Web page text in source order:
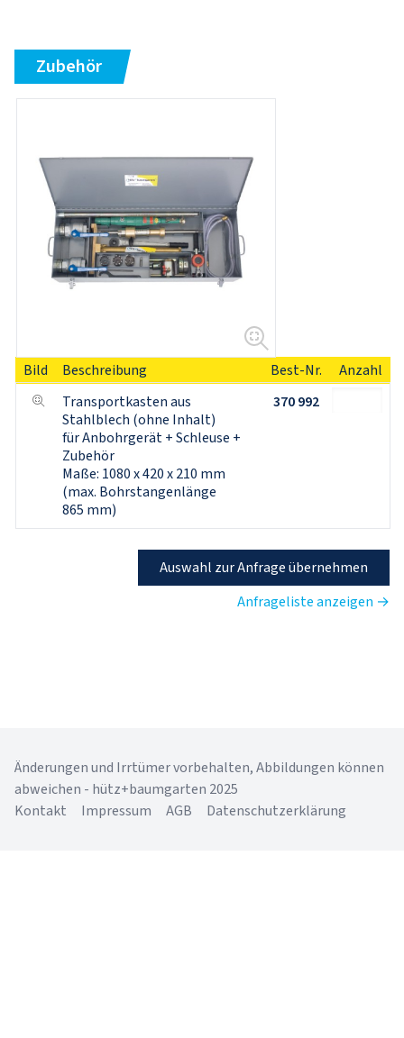
Zubehör
Bild Beschreibung Best-Nr.
Anzahl
Transportkasten aus
Stahlblech (ohne Inhalt)
für Anbohrgerät + Schleuse +
Zubehör
Maße: 1080 x 420 x 210 mm
(max. Bohrstangenlänge
865 mm)
370 992
Auswahl zur Anfrage übernehmen
Anfrageliste anzeigen →
Änderungen und Irrtümer vorbehalten, Abbildungen können
abweichen - hütz+baumgarten 2025
Kontakt
Impressum AGB Datenschutzerklärung